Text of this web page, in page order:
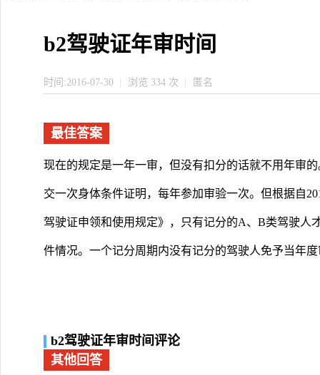
b2驾驶证年审时间
时间:2016-07-30 浏览 334 次 匿名
最佳答案
现在的规定是一年一审，但没有扣分的话就不用年审
交一次身体条件证明，每年参加审验一次。但根据自
驾驶证申领和使用规定》，只有记分的A、B类驾驶人
件情况。一个记分周期内没有记分的驾驶人免予当年
b2驾驶证年审时间评论
其他回答